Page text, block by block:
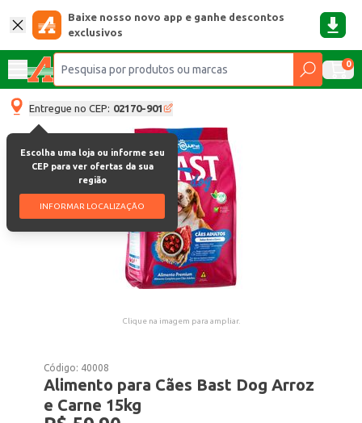
Baixe nosso novo app e ganhe descontos
exclusivos
0
Entregue no CEP: 02170-901
Escolha uma loja ou informe seu
CEP para ver ofertas da sua
região
INFORMAR LOCALIZAÇÃO
Clique na imagem para ampliar.
Código: 40008
Alimento para Cães Bast Dog Arroz
e Carne 15kg